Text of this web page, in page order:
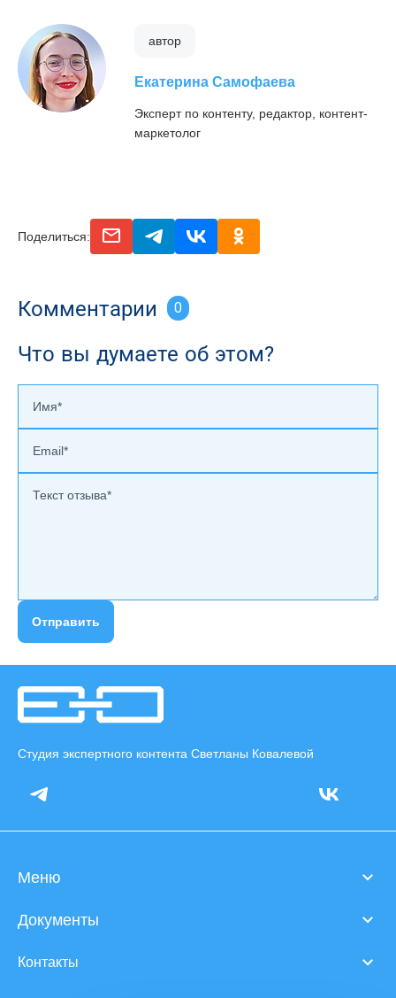
автор
Екатерина Самофаева
Эксперт по контенту, редактор, контент-
маркетолог
Поделиться: email telegram vk odnoclassniki
Комментарии 0
Что вы думаете об этом?
Отправить
Студия экспертного контента Светланы Ковалевой
Меню
Документы
Контакты